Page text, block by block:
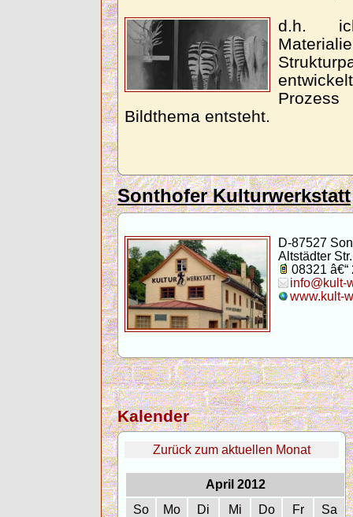
d.h.
Bildthema entsteht.
Sonthofer Kulturwerkstatt
D-87527
Altstädter
08321 â€“
info@kult-
www.kult-
Kalender
Zurück zum aktuellen Monat
April 2012
So
Mo Di Mi Do Fr
Sa